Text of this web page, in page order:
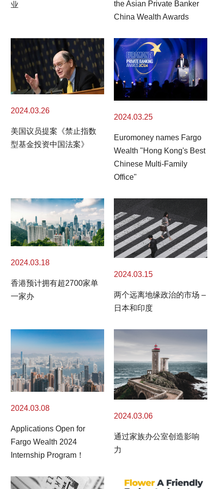
业
the Asian Private Banker
China Wealth Awards
2024.03.26
美国议员提案《禁止指数
型基金投资中国法案》
2024.03.25
Euromoney names Fargo
Wealth "Hong Kong's Best
Chinese Multi-Family
Office"
2024.03.18
香港预计拥有超2700家单
一家办
2024.03.15
两个远离地缘政治的市场 –
日本和印度
2024.03.08
Applications Open for
Fargo Wealth 2024
Internship Program！
2024.03.06
通过家族办公室创造影响
力